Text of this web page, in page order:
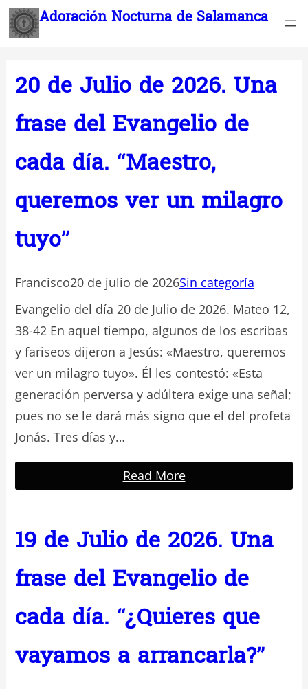
Saltar Adoración Nocturna de Salamanca
20 de Julio de 2026. Una
frase del Evangelio de
cada día. “Maestro,
queremos ver un milagro
tuyo”
Francisco20 de julio de 2026Sin categoría
Evangelio del día 20 de Julio de 2026. Mateo 12,
38-42 En aquel tiempo, algunos de los escribas
y fariseos dijeron a Jesús: «Maestro, queremos
ver un milagro tuyo». Él les contestó: «Esta
generación perversa y adúltera exige una señal;
pues no se le dará más signo que el del profeta
Jonás. Tres días y…
Read More
19 de Julio de 2026. Una
frase del Evangelio de
cada día. “¿Quieres que
vayamos a arrancarla?”